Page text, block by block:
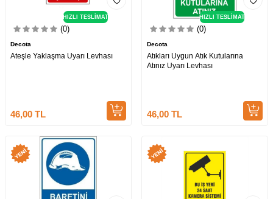
HIZLI TESLİMAT
(0)
Decota
Ateşle Yaklaşma Uyarı Levhası
46,00 TL
HIZLI TESLİMAT
(0)
Decota
Atıkları Uygun Atık Kutularına
Atınız Uyarı Levhası
46,00 TL